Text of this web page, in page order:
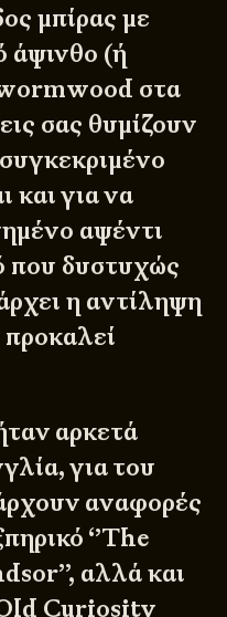
μπίρας με
άψινθο (ή
στα
σας θυμίζουν
και για να
αψέντι
δυστυχώς
η αντίληψη
αρκετά
για του
αναφορές
‘’The
αλλά και
Curiosity